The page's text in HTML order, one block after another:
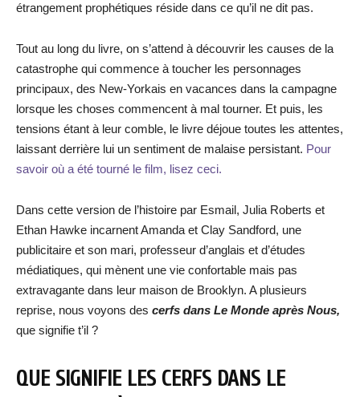
étrangement prophétiques réside dans ce qu’il ne dit pas.
Tout au long du livre, on s’attend à découvrir les causes de la
catastrophe qui commence à toucher les personnages
principaux, des New-Yorkais en vacances dans la campagne
lorsque les choses commencent à mal tourner. Et puis, les
tensions étant à leur comble, le livre déjoue toutes les attentes,
laissant derrière lui un sentiment de malaise persistant. Pour
savoir où a été tourné le film, lisez ceci.
Dans cette version de l’histoire par Esmail, Julia Roberts et
Ethan Hawke incarnent Amanda et Clay Sandford, une
publicitaire et son mari, professeur d’anglais et d’études
médiatiques, qui mènent une vie confortable mais pas
extravagante dans leur maison de Brooklyn. A plusieurs
reprise, nous voyons des cerfs dans Le Monde après Nous,
que signifie t’il ?
QUE SIGNIFIE LES CERFS DANS LE